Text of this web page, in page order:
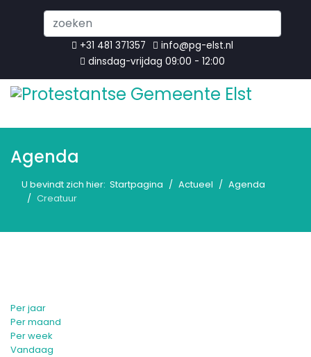
...
+31 481 371357
info@pg-elst.nl
dinsdag-vrijdag 09:00 - 12:00
Agenda
U bevindt zich hier: Startpagina Actueel
Agenda
Creatuur
Per jaar
Per maand
Per week
Vandaag